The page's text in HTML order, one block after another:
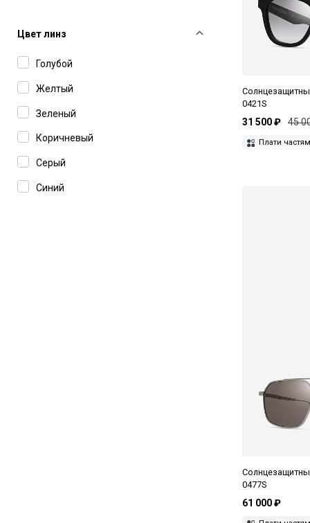
Синий
Черный
Цвет линз
Голубой
Желтый
Зеленый
Коричневый
Серый
Синий
0421S
31 500 ₽ 45
Плати
0477S
61 000 ₽